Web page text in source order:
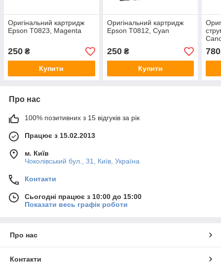
Оригінальний картридж
Epson T0823, Magenta
250 ₴
Купити
Оригінальний картридж
Epson T0812, Cyan
250₴
Купити
780
Про нас
100% позитивних з 15 відгуків за рік
Працює з 15.02.2013
м. Київ
Чоколівський бул., 31, Київ, Україна
Контакти
Сьогодні працює з 10:00 до 15:00
Показати весь графік роботи
Про нас
Контакти